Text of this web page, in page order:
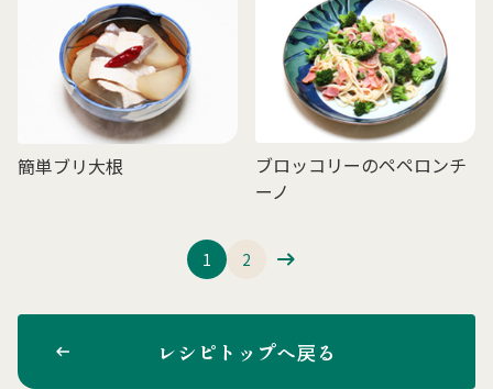
簡単ブリ大根
ブロッコリーのペペロンチ
ーノ
1 2
レシピトップへ戻る